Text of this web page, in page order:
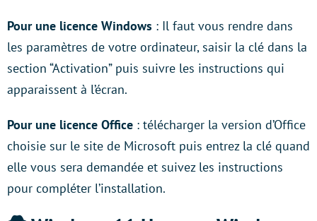
Pour une licence Windows : Il faut vous rendre dans
les paramètres de votre ordinateur, saisir la clé dans la
section “Activation” puis suivre les instructions qui
apparaissent à l’écran.
Pour une licence Office : télécharger la version d’Office
choisie sur le site de Microsoft puis entrez la clé quand
elle vous sera demandée et suivez les instructions
pour compléter l’installation.